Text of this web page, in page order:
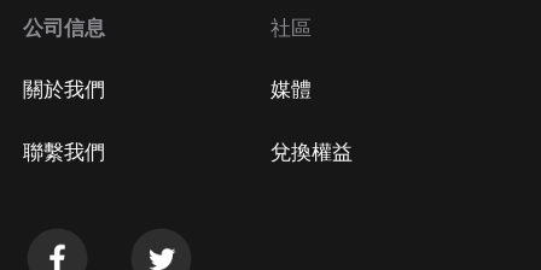
公司信息
關於我們
聯繫我們
社區
媒體
兌換權益